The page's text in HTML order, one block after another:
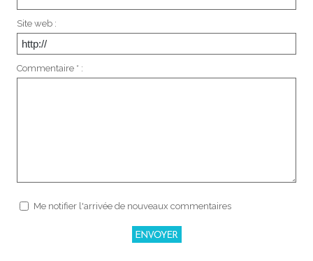
Site web :
Commentaire * :
Me notifier l'arrivée de nouveaux commentaires